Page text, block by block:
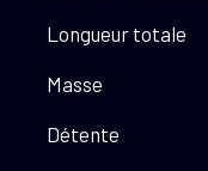
Longueur totale
Masse
Détente